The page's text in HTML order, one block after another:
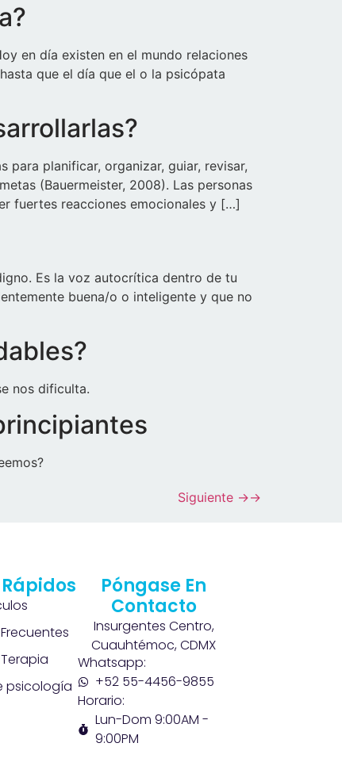
en día existen en el mundo relaciones
que el día que el o la psicópata
para planificar, organizar, guiar, revisar,
(Bauermeister, 2008). Las personas
fuertes reacciones emocionales y […]
Es la voz autocrítica dentro de tu
buena/o o inteligente y que no
nos dificulta.
Siguiente →
psicología
Póngase En
Contacto
Insurgentes Centro,
Cuauhtémoc, CDMX
Whatsapp:
+52 55-4456-9855
Horario:
Lun-Dom 9:00AM -
9:00PM